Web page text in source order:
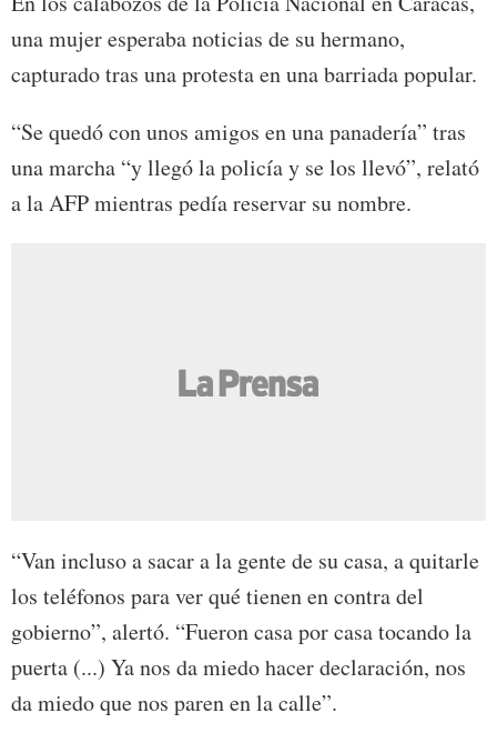
una mujer esperaba noticias de su hermano,
capturado tras una protesta en una barriada popular.
“Se quedó con unos amigos en una panadería” tras
una marcha “y llegó la policía y se los llevó”, relató
a la AFP mientras pedía reservar su nombre.
“Van incluso a sacar a la gente de su casa, a quitarle
los teléfonos para ver qué tienen en contra del
gobierno”, alertó. “Fueron casa por casa tocando la
puerta (...) Ya nos da miedo hacer declaración, nos
da miedo que nos paren en la calle”.